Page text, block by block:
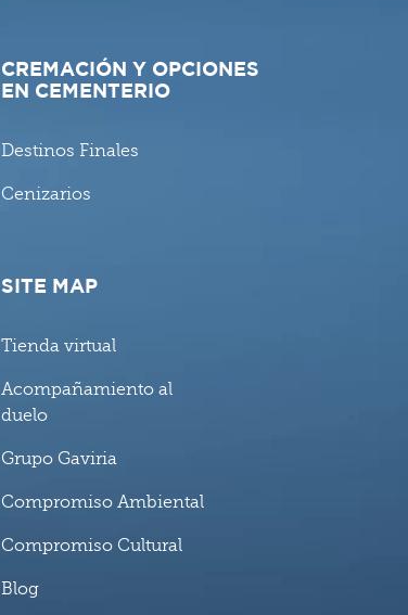
CREMACIÓN Y OPCIONES
EN CEMENTERIO
Destinos Finales
Cenizarios
SITE MAP
Tienda virtual
Acompañamiento al
duelo
Grupo Gaviria
Compromiso Ambiental
Compromiso Cultural
Blog